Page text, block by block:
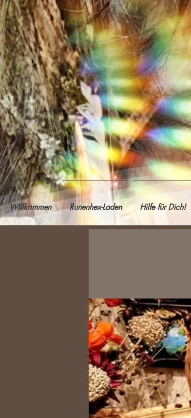
Willkommen Runenhex-Laden Hilfe für Dich!